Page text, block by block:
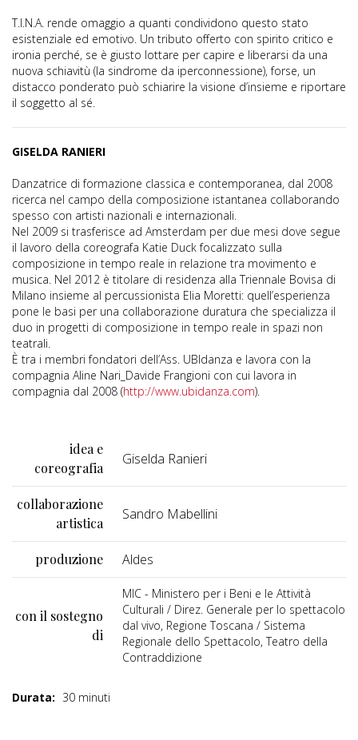
T.I.N.A. rende omaggio a quanti condividono questo stato
esistenziale ed emotivo. Un tributo offerto con spirito critico e
ironia perché, se è giusto lottare per capire e liberarsi da una
nuova schiavitù (la sindrome da iperconnessione), forse, un
distacco ponderato può schiarire la visione d’insieme e riportare
il soggetto al sé.
GISELDA RANIERI
Danzatrice di formazione classica e contemporanea, dal 2008
ricerca nel campo della composizione istantanea collaborando
spesso con artisti nazionali e internazionali.
Nel 2009 si trasferisce ad Amsterdam per due mesi dove segue
il lavoro della coreografa Katie Duck focalizzato sulla
composizione in tempo reale in relazione tra movimento e
musica. Nel 2012 è titolare di residenza alla Triennale Bovisa di
Milano insieme al percussionista Elia Moretti: quell’esperienza
pone le basi per una collaborazione duratura che specializza il
duo in progetti di composizione in tempo reale in spazi non
teatrali.
È tra i membri fondatori dell’Ass. UBIdanza e lavora con la
compagnia Aline Nari_Davide Frangioni con cui lavora in
compagnia dal 2008 (http://www.ubidanza.com).
idea e
coreografia
Giselda Ranieri
collaborazione
artistica
Sandro Mabellini
produzione Aldes
con il sostegno
di
MIC - Ministero per i Beni e le Attività
Culturali / Direz. Generale per lo spettacolo
dal vivo, Regione Toscana / Sistema
Regionale dello Spettacolo, Teatro della
Contraddizione
Durata: 30 minuti